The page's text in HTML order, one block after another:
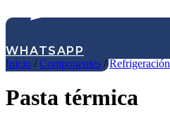
WHATSAPP
Inicio /Componentes /Refrigeración
Pasta térmica